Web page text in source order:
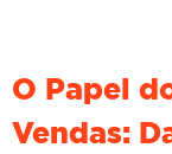
O Papel
Vendas: